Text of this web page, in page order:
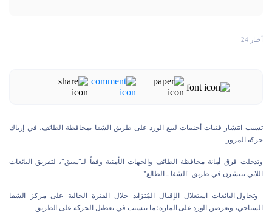
أخبار 24
تسبب انتشار فتيات أجنبيات لبيع الورد على طريق الشفا بمحافظة الطائف، في إرباك
حركة المرور.
وتدخلت فرق أمانة محافظة الطائف والجهات الأمنية وفقاً لـ"سبق"، لتفريق البائعات
اللاتي ينتشرن في طريق "الشفا ـ الطالع".
وتحاول البائعات استغلال الإقبال المُتزايد خلال الفترة الحالية على مركز الشفا
السياحي، ويعرضن الورد على المارة؛ ما يتسبب في تعطيل الحركة على الطريق.